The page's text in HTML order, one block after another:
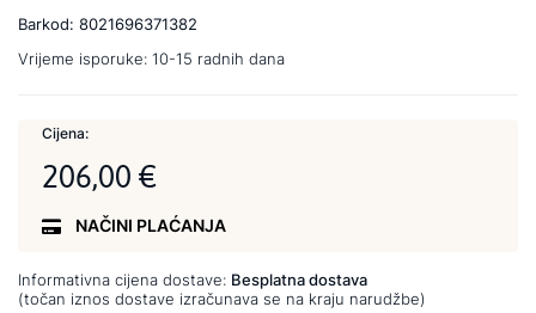
Barkod: 8021696371382
Vrijeme isporuke: 10-15 radnih dana
Cijena:
206,00 €
NAČINI PLAĆANJA
Informativna cijena dostave: Besplatna dostava
(točan iznos dostave izračunava se na kraju narudžbe)